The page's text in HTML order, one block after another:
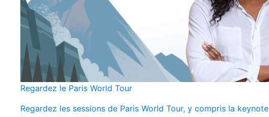
Regardez le Paris World Tour
Regardez les sessions de Paris World Tour, y compris la keynote